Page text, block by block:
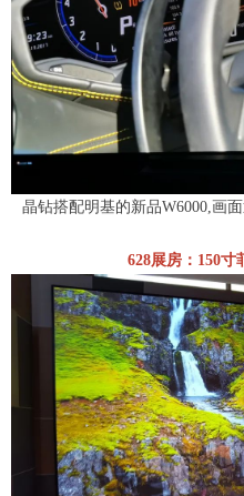
晶钻搭配明基的新品W6000,画
628展房：150寸